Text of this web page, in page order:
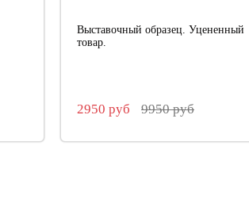
Выставочный образец. Уцененный
товар.
2950 руб 9950 руб